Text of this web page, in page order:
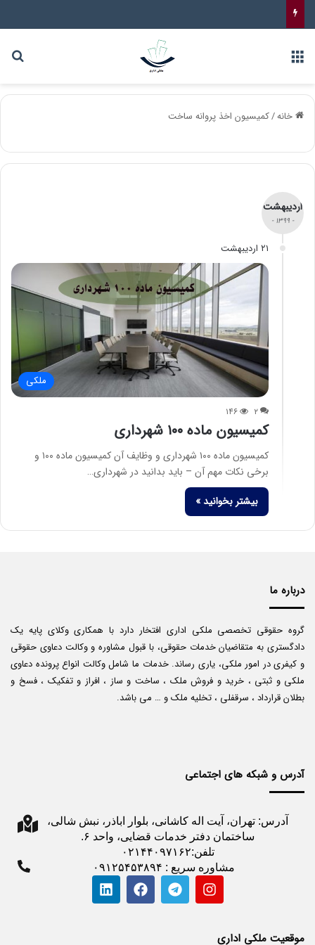
خانه/کمیسیون اخذ پروانه ساخت
اردیبهشت
- ۱۳۹۹ -
۲۱ اردیبهشت
ملکی
۲ ۱۴۶
کمیسیون ماده ۱۰۰ شهرداری
کمیسیون ماده ۱۰۰ شهرداری و وظایف آن کمیسیون ماده ۱۰۰ و
برخی نکات مهم آن – باید بدانید در شهرداری…
بیشتر بخوانید »
درباره ما
گروه حقوقی تخصصی ملکی اداری افتخار دارد با همکاری وکلای پایه یک
دادگستری به متقاضیان خدمات حقوقی، با قبول مشاوره و وکالت دعاوی حقوقی
و کیفری در امور ملکی، یاری رساند. خدمات ما شامل وکالت انواع پرونده دعاوی
ملکی و ثبتی ، خرید و فروش ملک ، ساخت و ساز ، افراز و تفکیک ، فسخ و
بطلان قرارداد ، سرقفلی ، تخلیه ملک و … می باشد.
آدرس و شبکه های اجتماعی
آدرس: تهران، آیت اله کاشانی، بلوار اباذر، نبش شالی،
ساختمان دفتر خدمات قضایی، واحد ۶.
تلفن:۰۲۱۴۴۰۹۷۱۶۲
مشاوره سریع : ۰۹۱۲۵۴۵۳۸۹۴
موقعیت ملکی اداری